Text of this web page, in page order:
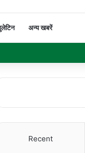
अन्य खबरें
Recent